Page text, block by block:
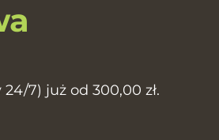
7) już od 300,00 zł.